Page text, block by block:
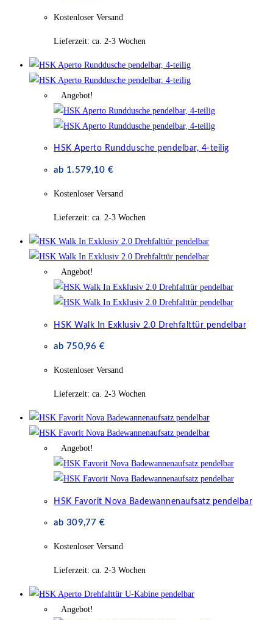
Kostenloser Versand
Lieferzeit: ca. 2-3 Wochen
Angebot!
HSK Aperto Runddusche pendelbar, 4-teilig
ab 1.579,10 €
Kostenloser Versand
Lieferzeit: ca. 2-3 Wochen
Angebot!
HSK Walk In Exklusiv 2.0 Drehfalttür pendelbar
ab 750,96€
Kostenloser Versand
Lieferzeit: ca. 2-3 Wochen
Angebot!
HSK Favorit Nova Badewannenaufsatz pendelbar
ab 309,77€
Kostenloser Versand
Lieferzeit: ca. 2-3 Wochen
Angebot!